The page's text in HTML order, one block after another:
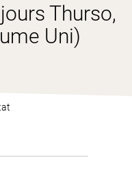
Thurso,
Uni)